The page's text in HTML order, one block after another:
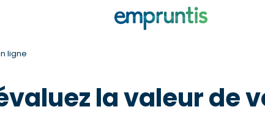
ligne
la valeur de